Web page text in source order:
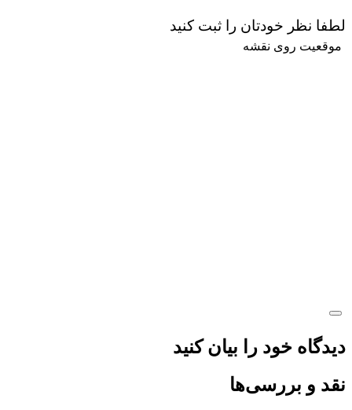
لطفا نظر خودتان را ثبت کنید
موقعیت روی نقشه
دیدگاه خود را بیان کنید
نقد و بررسی‌ها